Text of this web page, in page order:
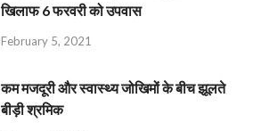
खिलाफ 6 फरवरी को उपवास
February 5, 2021
कम मजदूरी और स्वास्थ्य जोखिमों के बीच झूलते
बीड़ी श्रमिक